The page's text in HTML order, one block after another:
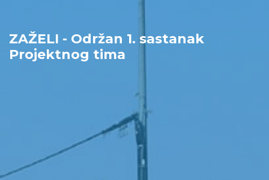
ZAŽELI - Održan 1. sastanak
Projektnog tima